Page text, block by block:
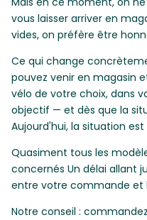
vous laisser arriver en
vides, on préfère être
Ce qui change
pouvez venir en magasin
vélo de votre choix, dans
objectif — et dès que la
Aujourd'hui, la situation
Quasiment tous les
concernés Un délai allant
entre votre commande et
Notre conseil :